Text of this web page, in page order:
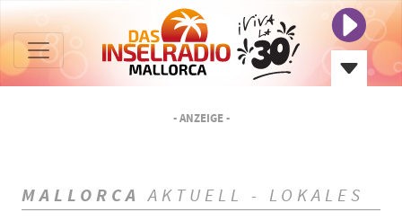
- ANZEIGE -
MALLORCA AKTUELL - LOKALES